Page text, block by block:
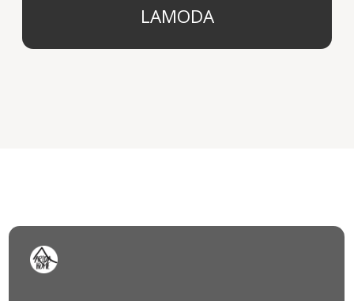
© 2024 Арида Хоум. Все права защищены